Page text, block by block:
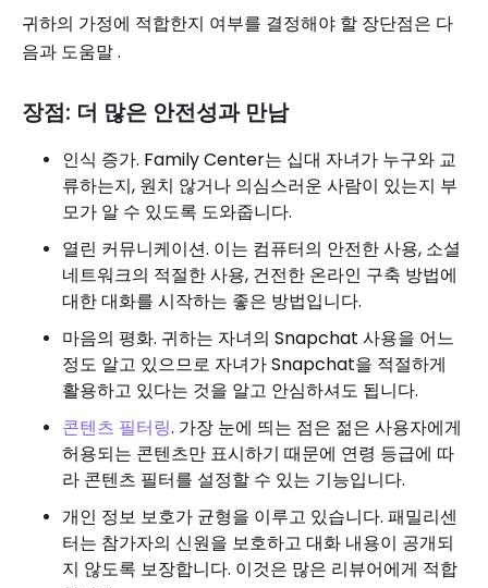
귀하의 가정에 적합한지 여부를 결정해야 할 장단점은 다
음과 도움말 .
장점: 더 많은 안전성과 만남
인식 증가. Family Center는 십대 자녀가 누구와 교
류하는지, 원치 않거나 의심스러운 사람이 있는지 부
모가 알 수 있도록 도와줍니다.
열린 커뮤니케이션. 이는 컴퓨터의 안전한 사용, 소셜
네트워크의 적절한 사용, 건전한 온라인 구축 방법에
대한 대화를 시작하는 좋은 방법입니다.
마음의 평화. 귀하는 자녀의 Snapchat 사용을 어느
정도 알고 있으므로 자녀가 Snapchat을 적절하게
활용하고 있다는 것을 알고 안심하셔도 됩니다.
콘텐츠 필터링. 가장 눈에 띄는 점은 젊은 사용자에게
허용되는 콘텐츠만 표시하기 때문에 연령 등급에 따
라 콘텐츠 필터를 설정할 수 있는 기능입니다.
개인 정보 보호가 균형을 이루고 있습니다. 패밀리센
터는 참가자의 신원을 보호하고 대화 내용이 공개되
지 않도록 보장합니다. 이것은 많은 리뷰어에게 적합